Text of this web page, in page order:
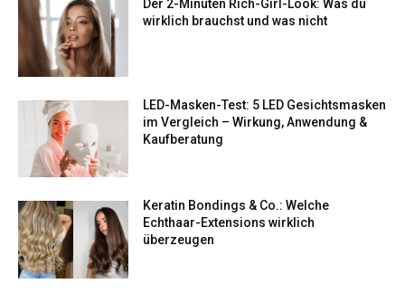
Der 2-Minuten Rich-Girl-Look: Was du
wirklich brauchst und was nicht
LED-Masken-Test: 5 LED Gesichtsmasken
im Vergleich – Wirkung, Anwendung &
Kaufberatung
Keratin Bondings & Co.: Welche
Echthaar-Extensions wirklich
überzeugen